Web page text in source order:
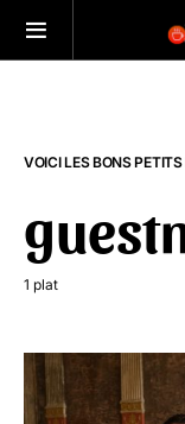
VOICI LES BONS
1 plat